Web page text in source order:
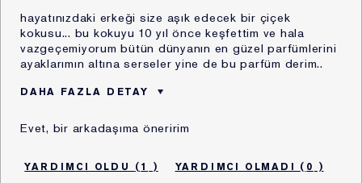
hayatınızdaki erkeği size aşık edecek bir çiçek
kokusu... bu kokuyu 10 yıl önce keşfettim ve hala
vazgeçemiyorum bütün dünyanın en güzel parfümlerini
ayaklarımın altına serseler yine de bu parfüm derim..
DAHA FAZLA DETAY
yıldır kullanıyorsunuz?
Evet, bir arkadaşıma öneririm
1 0
iv. Bir sözleşmenin kurulması veya ifasıyla ilgili olarak
kişisel veri işlenmesi,
v. Hukuki yükümlülüklerimizin yerine getirebilmesi için
vi. İlgili kişinin kendisi tarafından alenileştirilmiş olması,
veri işlemenin zorunlu olması, ve
kaydıyla, meşru menfaatlerimiz için zorunlu olması.